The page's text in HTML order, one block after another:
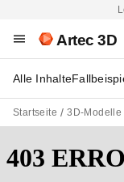
Artec 3D
Alle Inhalte
Startseite 3D-Modelle